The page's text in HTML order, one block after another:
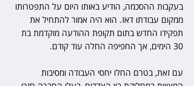
בעקבות ההסכמה, הודיע באותו היום על התפטרותו
ממקום עבודתו דאז. הוא היה אמור להתחיל את
תפקידו החדש בתום תקופת ההודעה מוקדמת בת
30 הימים, אך החפיפה החלה עוד קודם.
עם זאת, בטרם החלו יחסי העבודה ומסיבות